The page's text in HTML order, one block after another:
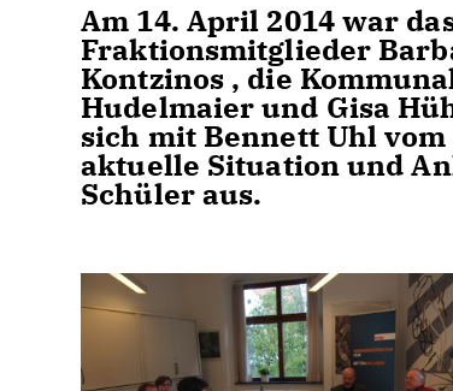
Am 14. April 2014 war
Fraktionsmitglieder
Kontzinos , die
Hudelmaier und Gisa
sich mit Bennett Uhl
aktuelle Situation und
Schüler aus.